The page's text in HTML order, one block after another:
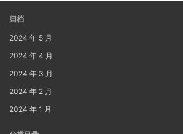
归档
2024 年 5 月
2024 年 4 月
2024 年 3 月
2024 年 2 月
2024 年 1 月